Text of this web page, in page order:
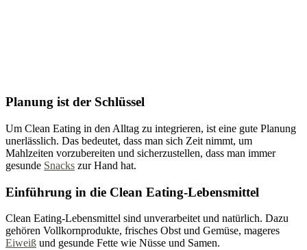
Planung ist der Schlüssel
Um Clean Eating in den Alltag zu integrieren, ist eine gute Planung
unerlässlich. Das bedeutet, dass man sich Zeit nimmt, um
Mahlzeiten vorzubereiten und sicherzustellen, dass man immer
gesunde Snacks zur Hand hat.
Einführung in die Clean Eating-Lebensmittel
Clean Eating-Lebensmittel sind unverarbeitet und natürlich. Dazu
gehören Vollkornprodukte, frisches Obst und Gemüse, mageres
Eiweiß und gesunde Fette wie Nüsse und Samen.